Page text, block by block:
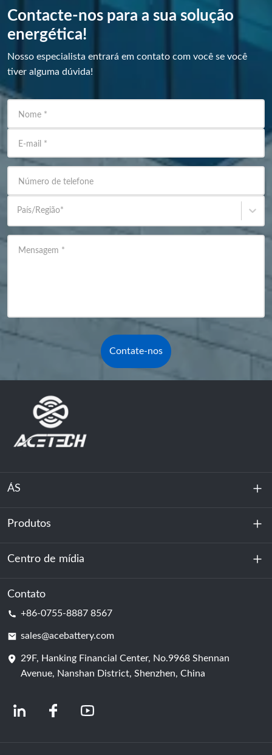
Contacte-nos para a sua solução
energética!
Nosso especialista entrará em contato com você se você
tiver alguma dúvida!
Nome *
E-mail *
Número de telefone
País/Região*
Mensagem *
Contate-nos
ÁS
Sobre nós
Sustentabilidade
Produtos
Armazenamento de energia
Centro de dados e sala de servidores
Célula de bateria
Centro de mídia
Notícias
Contato
+86-0755-8887 8567
sales@acebattery.com
29F, Hanking Financial Center, No.9968 Shennan
Avenue, Nanshan District, Shenzhen, China